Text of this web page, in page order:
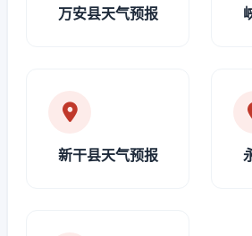
万安县天气预报
新干县天气预报